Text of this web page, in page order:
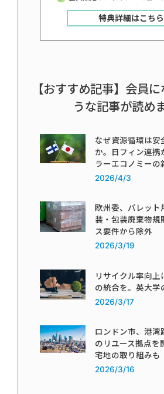
特典詳細はこちら
【おすすめ記事】会員
うな記事が読めま
なぜ資源循環は安
か。日フィン連携
ラーエコノミーの
2026/4/3
欧州委、パレット
装・包装廃棄物規
ス要件から除外
2026/3/19
リサイクル率向上
の統合を。英大学
2026/3/17
ロンドン市、港湾
のリユース拠点を
宅地の取り組みも
2026/3/16